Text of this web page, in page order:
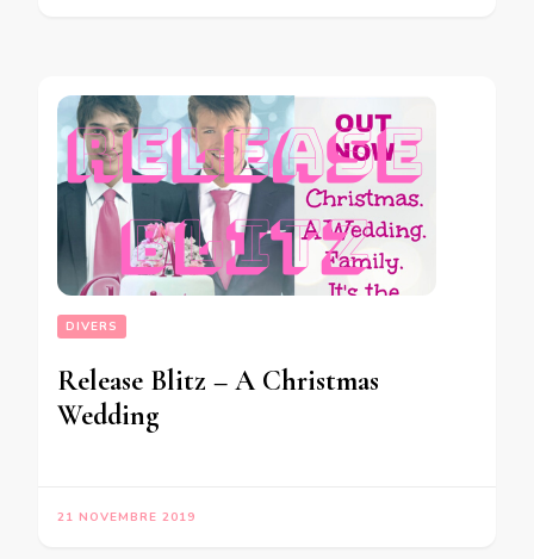
DIVERS
Release Blitz – A Christmas
Wedding
21 NOVEMBRE 2019